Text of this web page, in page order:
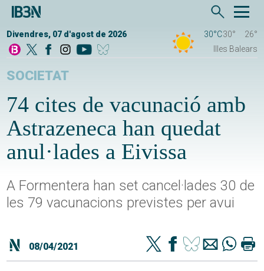
Divendres, 07 d'agost de 2026 30°C30°
26°
Illes Balears
SOCIETAT
74 cites de vacunació amb
Astrazeneca han quedat
anul·lades a Eivissa
A Formentera han set cancel·lades 30 de
les 79 vacunacions previstes per avui
08/04/2021